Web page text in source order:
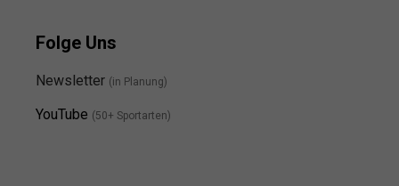
Folge Uns
Newsletter (in Planung)
YouTube (50+ Sportarten)